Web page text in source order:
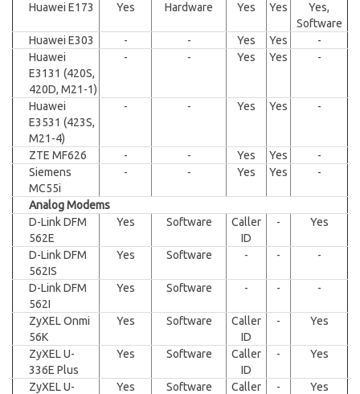
Huawei E173
Yes Hardware Yes Yes
Yes,
Software
Huawei E303
- - Yes Yes
-
Huawei
E3131 (420S,
420D, М21-1)
- - Yes Yes -
Huawei
E3531 (423S,
M21-4)
- - Yes Yes -
ZTE MF626 - - Yes Yes
-
Siemens
MC55i
- - Yes Yes -
Analog Modems
D-Link DFM
562E
Yes Software
Caller
ID
- Yes
D-Link DFM
562IS
Yes Software - - -
D-Link DFM
562I
Yes Software - - -
ZyXEL Onmi
56K
Yes Software
Caller
ID
- Yes
ZyXEL U-
336E Plus
Yes Software
Caller
ID
- Yes
ZyXEL U-
Yes Software
Caller
- Yes